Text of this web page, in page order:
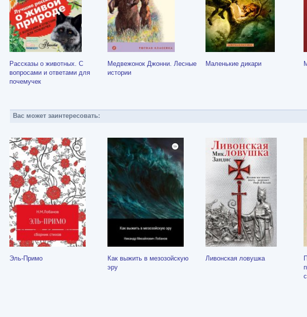
Рассказы о животных. С
вопросами и ответами для
почемучек
Медвежонок Джонни. Лесные
истории
Маленькие дикари
Вас может заинтересовать:
Эль-Примо
Как выжить в мезозойскую
эру
Ливонская ловушка